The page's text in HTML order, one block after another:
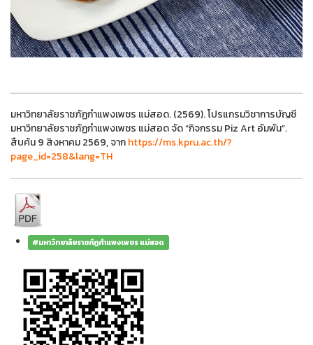
มหาวิทยาลัยราชภัฏกำแพงเพชร แม่สอด. (2569). โปรแกรมวิชาการบัญชี
มหาวิทยาลัยราชภัฏกำแพงเพชร แม่สอด จัด “กิจกรรม Piz Art อัมพัน”.
สืบค้น 9 สิงหาคม 2569, จากhttps://ms.kpru.ac.th/?
page_id=258&lang=TH
#มหาวิทยาลัยราชภัฏกำแพงเพชร แม่สอด